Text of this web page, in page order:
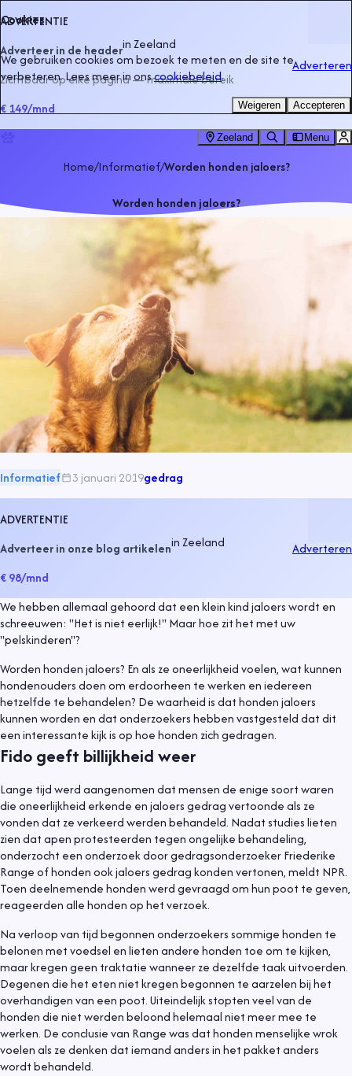
ADVERTENTIE
Adverteer in de headerinZeeland
Zichtbaar op elke pagina — maximale bereik
€ 149/mnd
Adverteren
Zeeland Menu
Home/Informatief/Worden honden jaloers?
Worden honden jaloers?
Informatief 3 januari 2019gedrag
ADVERTENTIE
Adverteer in onze blog artikeleninZeeland
€ 98/mnd
Adverteren
We hebben allemaal gehoord dat een klein kind jaloers wordt en
schreeuwen: "Het is niet eerlijk!" Maar hoe zit het met uw
"pelskinderen"?
Worden honden jaloers? En als ze oneerlijkheid voelen, wat kunnen
hondenouders doen om erdoorheen te werken en iedereen
hetzelfde te behandelen? De waarheid is dat honden jaloers
kunnen worden en dat onderzoekers hebben vastgesteld dat dit
een interessante kijk is op hoe honden zich gedragen.
Fido geeft billijkheid weer
Lange tijd werd aangenomen dat mensen de enige soort waren
die oneerlijkheid erkende en jaloers gedrag vertoonde als ze
vonden dat ze verkeerd werden behandeld. Nadat studies lieten
zien dat apen protesteerden tegen ongelijke behandeling,
onderzocht een onderzoek door gedragsonderzoeker Friederike
Range of honden ook jaloers gedrag konden vertonen, meldt NPR.
Toen deelnemende honden werd gevraagd om hun poot te geven,
reageerden alle honden op het verzoek.
Na verloop van tijd begonnen onderzoekers sommige honden te
belonen met voedsel en lieten andere honden toe om te kijken,
maar kregen geen traktatie wanneer ze dezelfde taak uitvoerden.
Degenen die het eten niet kregen begonnen te aarzelen bij het
overhandigen van een poot. Uiteindelijk stopten veel van de
honden die niet werden beloond helemaal niet meer mee te
werken. De conclusie van Range was dat honden menselijke wrok
voelen als ze denken dat iemand anders in het pakket anders
wordt behandeld.
Cookies
We gebruiken cookies om bezoek te meten en de site te
verbeteren. Lees meer in onscookiebeleid.
Weigeren Accepteren